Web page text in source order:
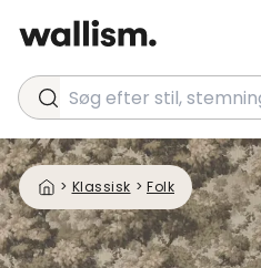
Søg efter stil, stemning
> Klassisk > Folk